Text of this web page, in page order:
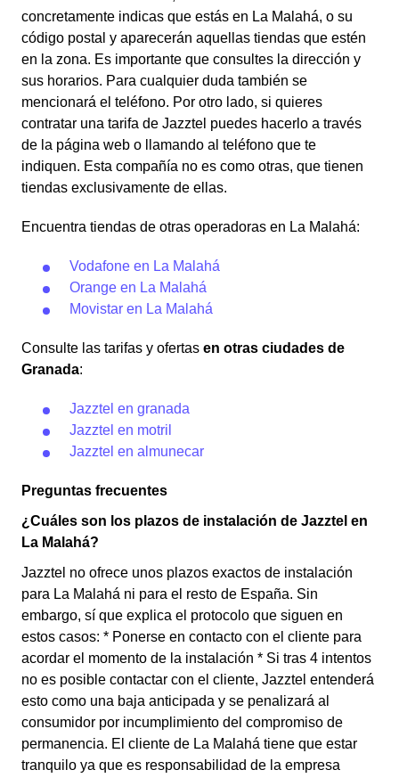
concretamente indicas que estás en La Malahá, o su
código postal y aparecerán aquellas tiendas que estén
en la zona. Es importante que consultes la dirección y
sus horarios. Para cualquier duda también se
mencionará el teléfono. Por otro lado, si quieres
contratar una tarifa de Jazztel puedes hacerlo a través
de la página web o llamando al teléfono que te
indiquen. Esta compañía no es como otras, que tienen
tiendas exclusivamente de ellas.
Encuentra tiendas de otras operadoras en La Malahá:
Vodafone en La Malahá
Orange en La Malahá
Movistar en La Malahá
Consulte las tarifas y ofertas en otras ciudades de
Granada:
Jazztel en granada
Jazztel en motril
Jazztel en almunecar
Preguntas frecuentes
¿Cuáles son los plazos de instalación de Jazztel en
La Malahá?
Jazztel no ofrece unos plazos exactos de instalación
para La Malahá ni para el resto de España. Sin
embargo, sí que explica el protocolo que siguen en
estos casos: * Ponerse en contacto con el cliente para
acordar el momento de la instalación * Si tras 4 intentos
no es posible contactar con el cliente, Jazztel entenderá
esto como una baja anticipada y se penalizará al
consumidor por incumplimiento del compromiso de
permanencia. El cliente de La Malahá tiene que estar
tranquilo ya que es responsabilidad de la empresa